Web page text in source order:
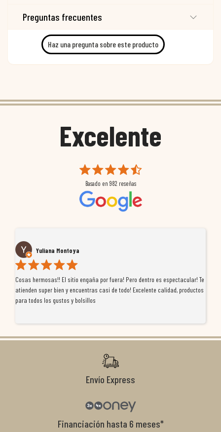
Preguntas frecuentes
Haz una pregunta sobre este producto
Excelente
Basado en 982 reseñas
Yuliana Montoya
Cosas hermosas!! El sitio engaña por fuera! Pero dentro es espectacular! Te
atienden super bien y encuentras casi de todo! Excelente calidad, productos
para todos los gustos y bolsillos
Envío Express
Financiación hasta 6 meses*